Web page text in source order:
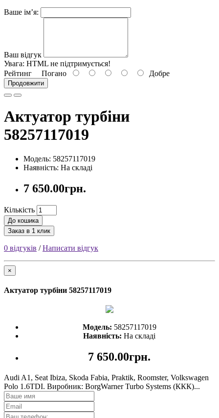
Ваше ім’я:
Ваш відгук
Увага: HTML не підтримується!
Рейтинг Погано Добре
Продовжити
Актуатор турбіни
58257117019
Модель: 58257117019
Наявність: На складі
7 650.00грн.
Кількість
До кошика
Заказ в 1 клик
0 відгуків /Написати відгук
×
Актуатор турбіни 58257117019
Модель: 58257117019
Наявність: На складі
7 650.00грн.
Audi A1, Seat Ibiza, Skoda Fabia, Praktik, Roomster, Volkswagen
Polo 1.6TDI. Виробник: BorgWarner Turbo Systems (ККК)...